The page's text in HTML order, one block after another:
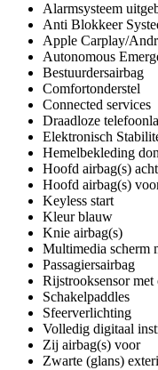
Alarmsysteem
Anti Blokkeer
Apple Carplay/
Autonomous
Bestuurdersairbag
Comfortonderstel
Connected services
Draadloze
Elektronisch
Hemelbekleding
Hoofd airbag(s)
Hoofd airbag(s)
Keyless start
Kleur blauw
Knie airbag(s)
Multimedia scherm
Passagiersairbag
Rijstrooksensor met
Schakelpaddles
Sfeerverlichting
Volledig digitaal
Zij airbag(s) voor
Zwarte (glans)